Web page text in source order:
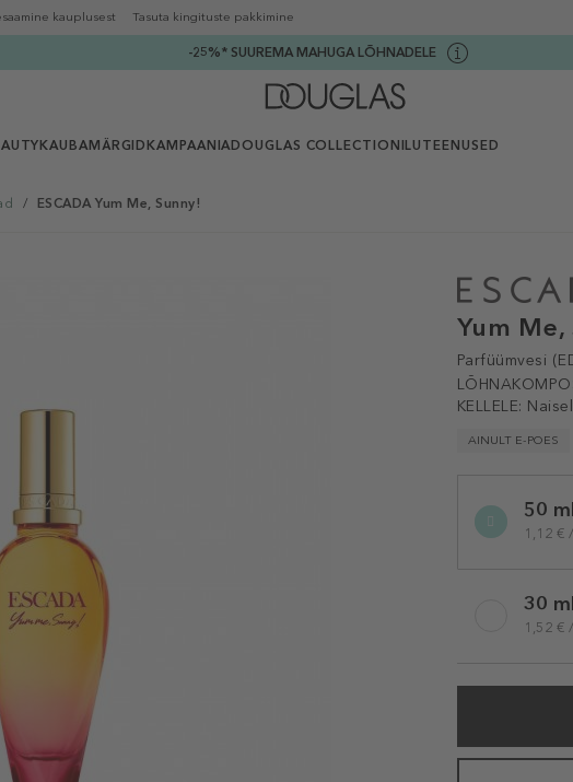
kauplusest Tasuta kingituste pakkimine
-25%* SUUREMA MAHUGA LÕHNADELE
KAUBAMÄRGID KAMPAANIADOUGLAS COLLECTION ILUTEENUSED
/ ESCADA Yum Me, Sunny!
Yum Me,
Parfüümvesi
KELLELE:
AINULT E-POES
variation50
1,12 €
30
1,52 €